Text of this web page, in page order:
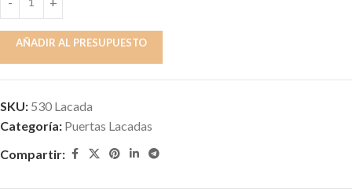
AÑADIR AL PRESUPUESTO
SKU: 530 Lacada
Categoría: Puertas Lacadas
Compartir: